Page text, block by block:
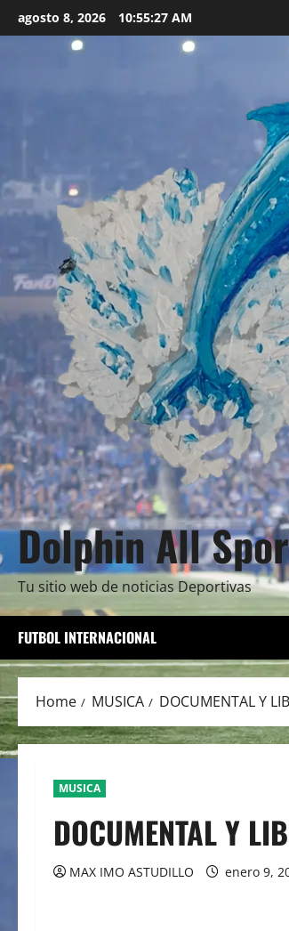
to
agosto 8, 2026 10:55:29 AM
Dolphin All
Tu sitio web de noticias Deportivas
FUTBOL INTERNACIONAL
Home MUSICA DOCUMENTAL Y
MUSICA
DOCUMENTAL Y
MAX IMO ASTUDILLO enero 9,